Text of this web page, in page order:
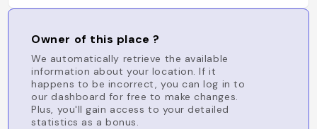
Owner of this place ?
We automatically retrieve the available
information about your location. If it
happens to be incorrect, you can log in to
our dashboard for free to make changes.
Plus, you'll gain access to your detailed
statistics as a bonus.